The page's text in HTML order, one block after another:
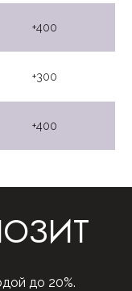
+400
+300
+400
до 20%.